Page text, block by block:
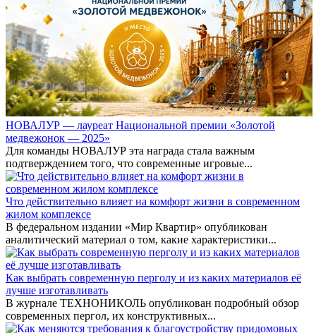
НОВАЛУР — лауреат Национальной премии «Золотой
медвежонок — 2025»
Для команды НОВАЛУР эта награда стала важным
подтверждением того, что современные игровые...
Что действительно влияет на комфорт жизни в современном
жилом комплексе
В федеральном издании «Мир Квартир» опубликован
аналитический материал о том, какие характеристики...
Как выбрать современную перголу и из каких материалов её
лучше изготавливать
В журнале ТЕХНОНИКОЛЬ опубликован подробный обзор
современных пергол, их конструктивных...